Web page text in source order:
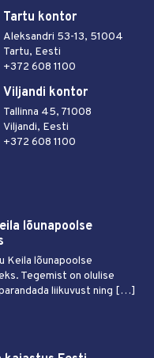
Tartu kontor
Aleksandri 53-13, 51004
Tartu, Eesti
+372 608 1100
Viljandi kontor
Tallinna 45, 71008
Viljandi, Eesti
+372 608 1100
lõunapoolse
Keila lõunapoolse
Tegemist on olulise
liikuvust ning […]